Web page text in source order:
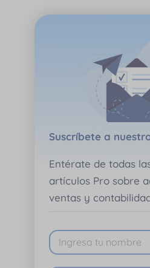
Suscríbete a
Entérate de todas
artículos Pro sobre
ventas y